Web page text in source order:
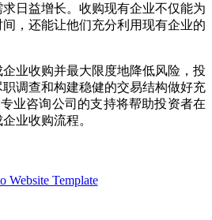
日益增长。收购现有企业不仅能为
，还能让他们充分利用现有企业的
业收购并最大限度地降低风险，投
调查和构建稳健的交易结构做好充
业咨询公司的支持将帮助投资者在
业收购流程。